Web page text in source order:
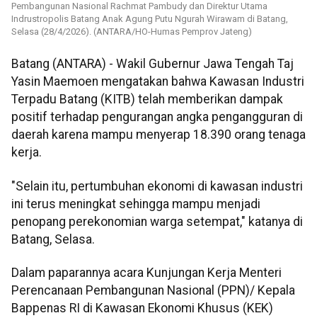
Pembangunan Nasional Rachmat Pambudy dan Direktur Utama
Indrustropolis Batang Anak Agung Putu Ngurah Wirawam di Batang,
Selasa (28/4/2026). (ANTARA/HO-Humas Pemprov Jateng)
Batang (ANTARA) - Wakil Gubernur Jawa Tengah Taj
Yasin Maemoen mengatakan bahwa Kawasan Industri
Terpadu Batang (KITB) telah memberikan dampak
positif terhadap pengurangan angka pengangguran di
daerah karena mampu menyerap 18.390 orang tenaga
kerja.
"Selain itu, pertumbuhan ekonomi di kawasan industri
ini terus meningkat sehingga mampu menjadi
penopang perekonomian warga setempat," katanya di
Batang, Selasa.
Dalam paparannya acara Kunjungan Kerja Menteri
Perencanaan Pembangunan Nasional (PPN)/ Kepala
Bappenas RI di Kawasan Ekonomi Khusus (KEK)